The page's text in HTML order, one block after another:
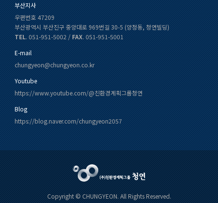
부산지사
우편번호 47209
부산광역시 부산진구 중앙대로 969번길 30-5 (양정동, 청연빌딩)
TEL. 051-951-5002 /FAX. 051-951-5001
E-mail
chungyeon@chungyeon.co.kr
Youtube
https://www.youtube.com/@친환경계획그룹청연
Blog
https://blog.naver.com/chungyeon2057
Copyright © CHUNGYEON. All Rights Reserved.